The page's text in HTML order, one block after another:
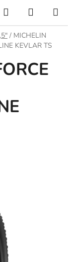
Hľadať
KOŠÍK
/ MICHELIN
KEVLAR TS